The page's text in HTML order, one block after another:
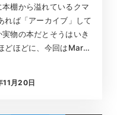
棚から溢れているクマ
れば「アーカイブ」して
物の本だとそうはいき
どほどに、今回はMar…
月20日